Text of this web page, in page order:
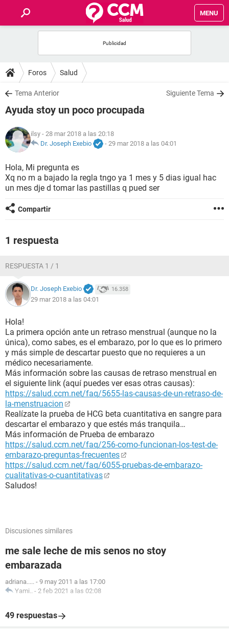
MENU
FOROS
SALUD
FAMILIA
NUTRICIÓN
BIENESTAR
Foros Salud
Tema Anterior Siguiente Tema
Ayuda stoy un poco procupada
ilsy - 28 mar 2018 a las 20:18
Dr. Joseph Exebio
- 29 mar 2018 a las 04:01
Hola, Mi pregunta es
Xq no m a bajado la regla tngo ya 1 mes y 5 dias igual hac
un mes dje d tomar las pastillas q pued ser
Compartir
1 respuesta
RESPUESTA 1 / 1
Dr. Joseph Exebio 16.358
29 mar 2018 a las 04:01
Hola!
La primera opción ante un retraso menstrual (aunque no la
única), como sabes, es el embarazo, por lo que es lo primero
y más simple de descartar puesto que no requieres a un
médico necesariamente.
Más información sobre las causas de retraso menstrual en
el siguiente link (aquí puedes ver esas otras causas):
https://salud.ccm.net/faq/5655-las-causas-de-un-retraso-de-
la-menstruacion
Realízate la prueba de HCG beta cuantitativa en sangre para
descartar el embarazo y que estés más tranquila…
Más información de Prueba de embarazo
https://salud.ccm.net/faq/256-como-funcionan-los-test-de-
embarazo-preguntas-frecuentes
https://salud.ccm.net/faq/6055-pruebas-de-embarazo-
cualitativas-o-cuantitativas
Saludos!
Discusiones similares
me sale leche de mis senos no stoy
embarazada
adriana..... - 9 may 2011 a las 17:00
Yami.. - 2 feb 2021 a las 02:08
49 respuestas